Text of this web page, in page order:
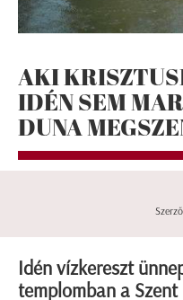
AKI
IDÉN SEM
DUNA
Idén vízkereszt
templomban a